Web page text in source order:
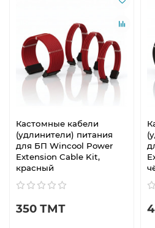
Кастомные кабели
(удлинители) питания
для БП Wincool Power
Extension Cable Kit,
красный
350 ТМТ